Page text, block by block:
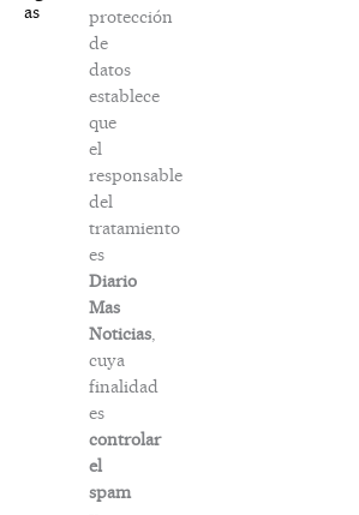
as
protección
de
datos
establece
que
el
responsable
del
tratamiento
es
Diario
Mas
Noticias
cuya
finalidad
es
controlar
el
spam